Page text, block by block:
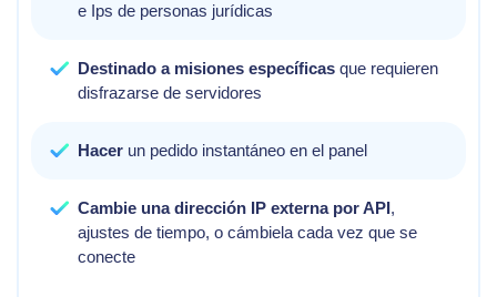
e Ips de personas jurídicas
Destinado a misiones específicas que requieren
disfrazarse de servidores
Hacer un pedido instantáneo en el panel
Cambie una dirección IP externa por API,
ajustes de tiempo, o cámbiela cada vez que se
conecte